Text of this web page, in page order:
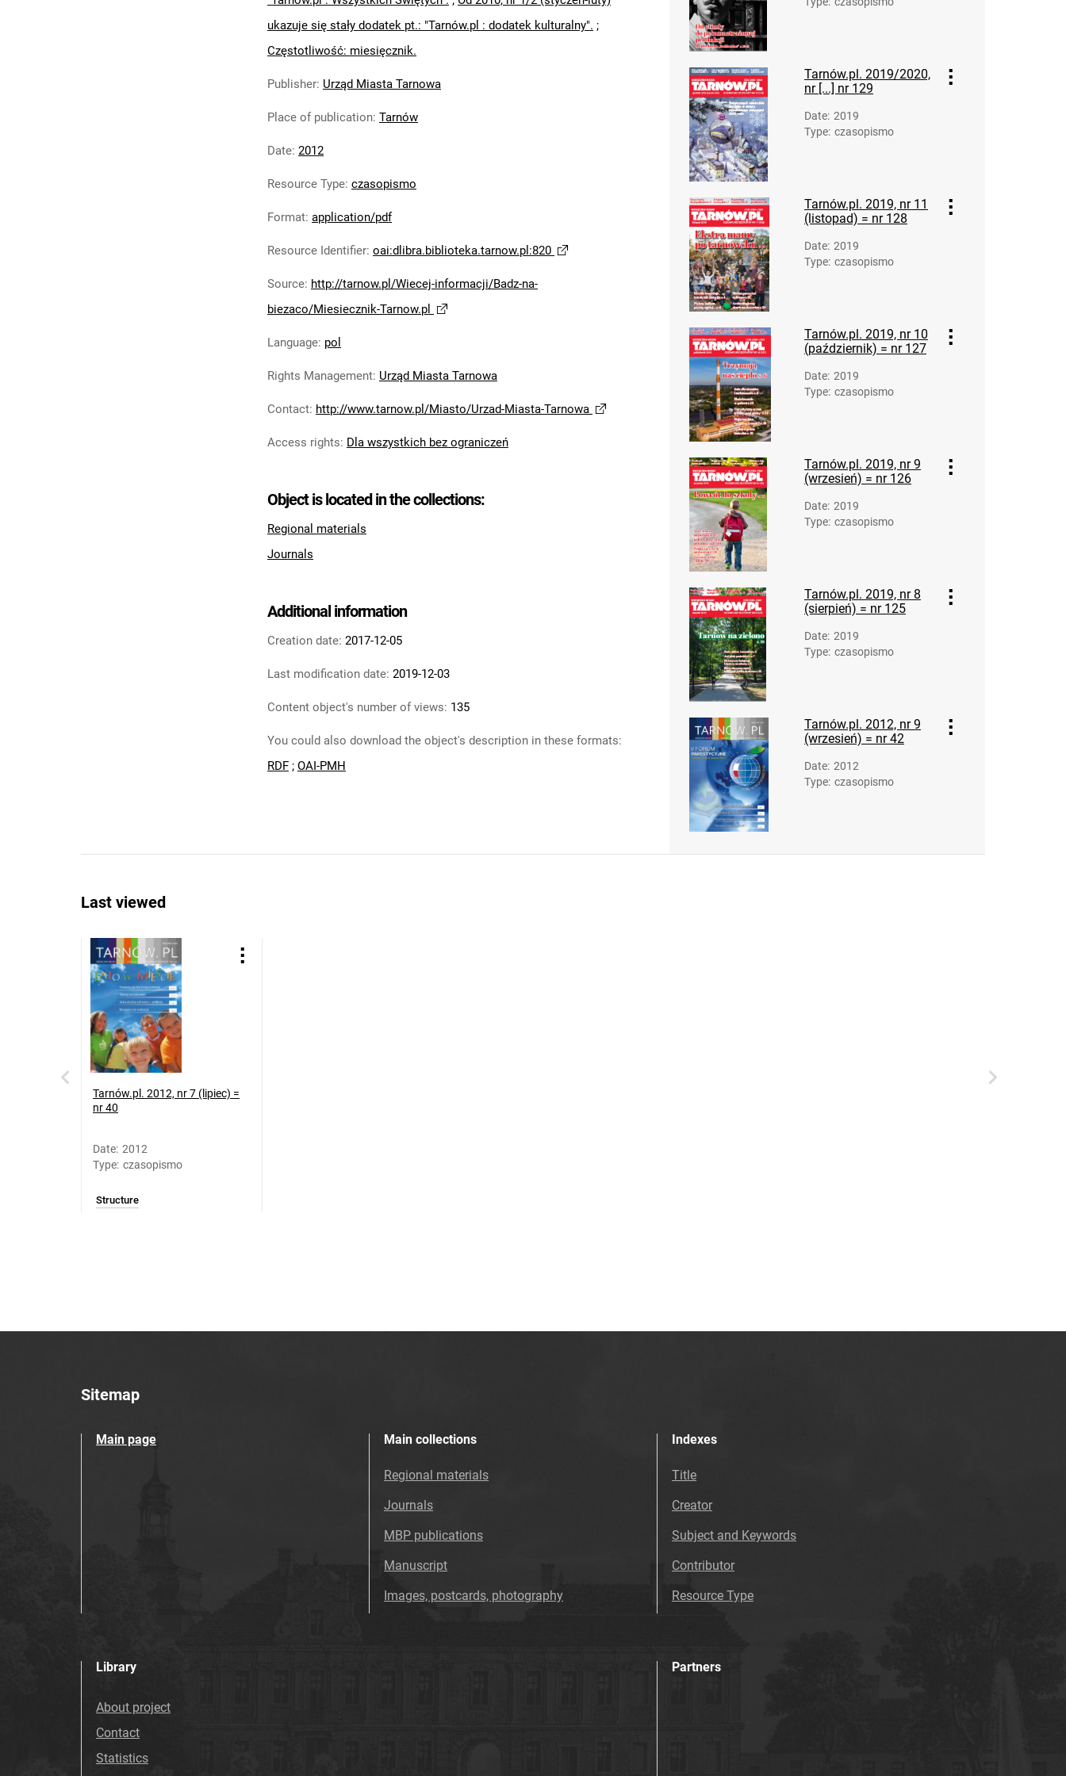
Tarnów.pl. 2016
Tarnów.pl. 2017
Tarnów.pl. 2018
Tarnów.pl. 2019
Tarnów.pl. 2020
Tarnów.pl. 2021
Tarnów.pl. 2022
Tarnów.pl. 2023
Tarnów.pl.2024
ukazuje się stały dodatek pt.: "Tarnów.pl : dodatek kulturalny". ;
Częstotliwość: miesięcznik.
Publisher: Urząd Miasta Tarnowa
Place of publication: Tarnów
Date: 2012
Resource Type: czasopismo
Format: application/pdf
Resource Identifier: oai:dlibra.biblioteka.tarnow.pl:820
Source: http://tarnow.pl/Wiecej-informacji/Badz-na-
biezaco/Miesiecznik-Tarnow.pl
Language: pol
Rights Management: Urząd Miasta Tarnowa
Contact: http://www.tarnow.pl/Miasto/Urzad-Miasta-Tarnowa
Access rights: Dla wszystkich bez ograniczeń
Object is located in the collections:
Regional materials
Journals
Additional information
Creation date: 2017-12-05
Last modification date: 2019-12-03
Content object's number of views: 135
You could also download the object's description in these formats:
RDF ; OAI-PMH
Tarnów.pl. 2019/2020,
nr [...] nr 129
Date: 2019
Type: czasopismo
Tarnów.pl. 2019, nr 11
(listopad) = nr 128
Date: 2019
Type: czasopismo
Tarnów.pl. 2019, nr 10
(październik) = nr 127
Date: 2019
Type: czasopismo
Tarnów.pl. 2019, nr 9
(wrzesień) = nr 126
Date: 2019
Type: czasopismo
Tarnów.pl. 2019, nr 8
(sierpień) = nr 125
Date: 2019
Type: czasopismo
Tarnów.pl. 2012, nr 9
(wrzesień) = nr 42
Date: 2012
Type: czasopismo
Last viewed
Tarnów.pl. 2012, nr 7 (lipiec) =
nr 40
Date: 2012
Type: czasopismo
Structure
Sitemap
Main page Main collections
Regional materials
Journals
MBP publications
Manuscript
Images, postcards, photography
Indexes
Title
Creator
Subject and Keywords
Contributor
Resource Type
Library
About project
Contact
Statistics
Partners